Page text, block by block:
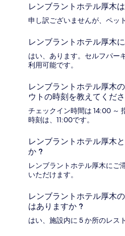
レンブラントホテル厚木
申し訳ございませんが、ペッ
レンブラントホテル厚木
はい、あります。セルフパー
利用可能です。
レンブラントホテル厚木
ウトの時刻を教えてくださ
チェックイン時間は 14:00 ～
時刻は、11:00です。
レンブラントホテル厚木
か ?
レンブラントホテル厚木にご
いただけます。
レンブラントホテル厚木
はありますか ?
はい、施設内に 5 か所のレス